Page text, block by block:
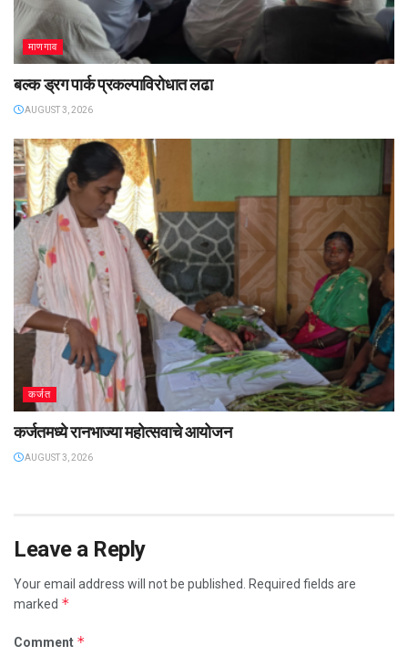
माणगाव
बल्क ड्रग पार्क प्रकल्पाविरोधात लढा
AUGUST 3, 2026
कर्जत
कर्जतमध्ये रानभाज्या महोत्सवाचे आयोजन
AUGUST 3, 2026
Leave a Reply
Your email address will not be published. Required fields are
marked *
Comment *